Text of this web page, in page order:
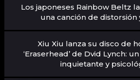
Los japoneses Rainbow Beltz
una canción de
Xiu Xiu lanza su disco de
‘Eraserhead’ de Dvid Lynch:
inquietante y